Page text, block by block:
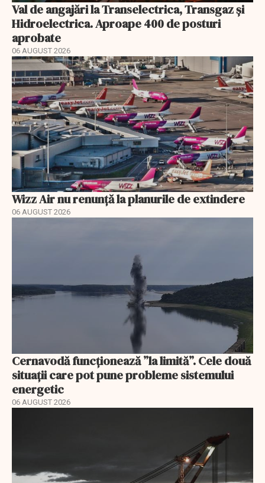
Val de angajări la Transelectrica, Transgaz și
Hidroelectrica. Aproape 400 de posturi
aprobate
06 AUGUST 2026
Wizz Air nu renunță la planurile de extindere
06 AUGUST 2026
Cernavodă funcționează ”la limită”. Cele două
situații care pot pune probleme sistemului
energetic
06 AUGUST 2026